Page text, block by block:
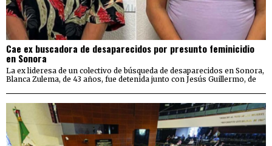
Cae ex buscadora de desaparecidos por presunto feminicidio
en Sonora
La ex lideresa de un colectivo de búsqueda de desaparecidos en Sonora,
Blanca Zulema, de 43 años, fue detenida junto con Jesús Guillermo, de